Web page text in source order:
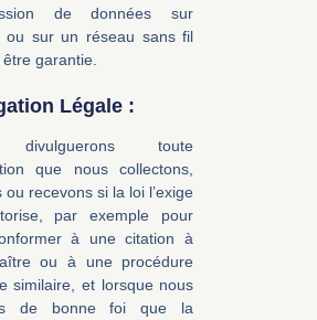
de données sur
ou sur un réseau sans fil
garantie.
Légale :
divulguerons toute
que nous collectons,
ou recevons si la loi l’exige
par exemple pour
à une citation à
ou à une procédure
similaire, et lorsque nous
de bonne foi que la